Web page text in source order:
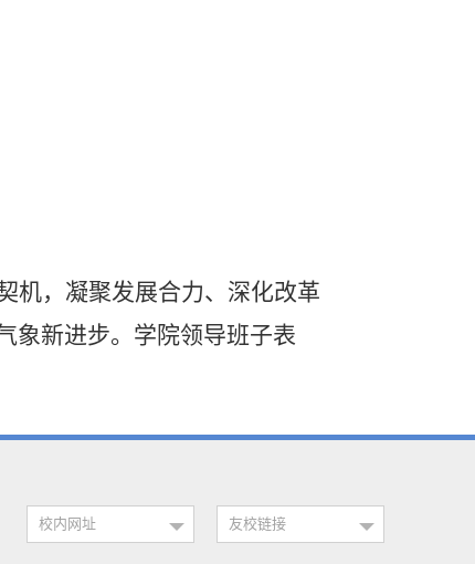
机，凝聚发展合力、深化改革
象新进步。学院领导班子表
校内网址 友校链接